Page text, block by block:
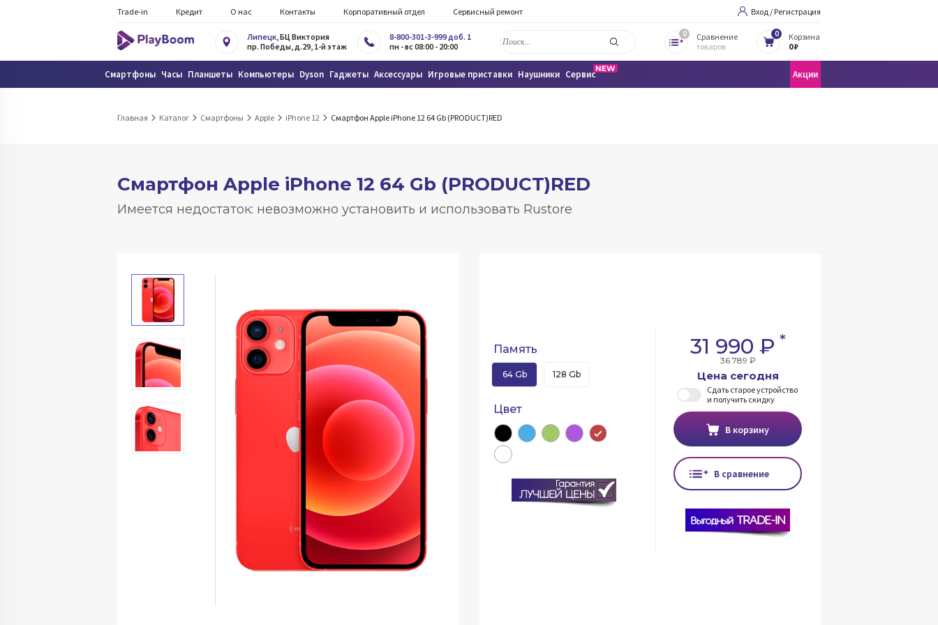
Trade-in Кредит О нас Контакты Корпоративный отдел Сервисный ремонт Вход / Регистрация
Липецк, БЦ Виктория
пр. Победы, д.29, 1-й этаж
8-800-301-3-999 доб. 1
пн - вс 08:00 - 20:00
0
Сравнение
товаров
0
Корзина
0 ₽
Смартфоны Часы Планшеты Компьютеры Dyson Гаджеты Аксессуары Игровые приставки Наушники Сервис Акции
Главная Каталог Смартфоны Apple iPhone 12 Смартфон Apple iPhone 12 64 Gb (PRODUCT)RED
Смартфон Apple iPhone 12 64 Gb (PRODUCT)RED
Имеется недостаток: невозможно установить и использовать Rustore
Память
64 Gb 128 Gb
Цвет
31 990 ₽ *
36 789 ₽
Цена сегодня
Сдать старое устройство
и получить скидку
В корзину
В сравнение